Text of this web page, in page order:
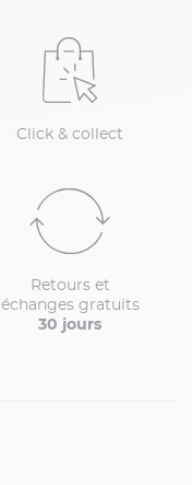
Click & collect
Retours et
échanges gratuits
30 jours